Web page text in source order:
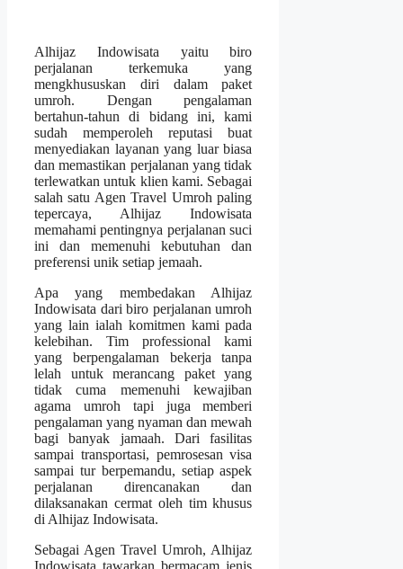
Alhijaz Indowisata yaitu biro
perjalanan terkemuka yang
mengkhususkan diri dalam paket
umroh. Dengan pengalaman
bertahun-tahun di bidang ini, kami
sudah memperoleh reputasi buat
menyediakan layanan yang luar biasa
dan memastikan perjalanan yang tidak
terlewatkan untuk klien kami. Sebagai
salah satu Agen Travel Umroh paling
tepercaya, Alhijaz Indowisata
memahami pentingnya perjalanan suci
ini dan memenuhi kebutuhan dan
preferensi unik setiap jemaah.
Apa yang membedakan Alhijaz
Indowisata dari biro perjalanan umroh
yang lain ialah komitmen kami pada
kelebihan. Tim professional kami
yang berpengalaman bekerja tanpa
lelah untuk merancang paket yang
tidak cuma memenuhi kewajiban
agama umroh tapi juga memberi
pengalaman yang nyaman dan mewah
bagi banyak jamaah. Dari fasilitas
sampai transportasi, pemrosesan visa
sampai tur berpemandu, setiap aspek
perjalanan direncanakan dan
dilaksanakan cermat oleh tim khusus
di Alhijaz Indowisata.
Sebagai Agen Travel Umroh, Alhijaz